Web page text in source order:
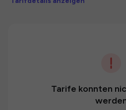
Tarife konnten